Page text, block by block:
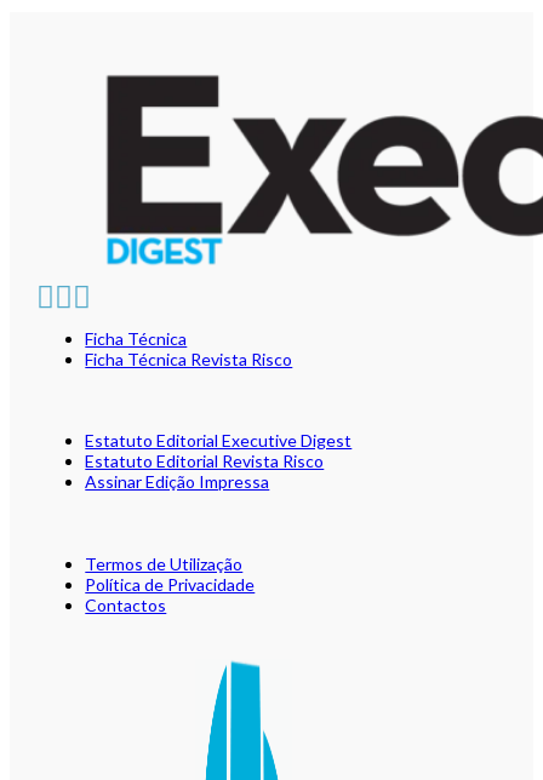
Ficha Técnica
Ficha Técnica Revista Risco
Estatuto Editorial Executive Digest
Estatuto Editorial Revista Risco
Assinar Edição Impressa
Termos de Utilização
Política de Privacidade
Contactos